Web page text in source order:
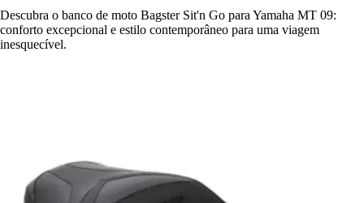
Descubra o banco de moto Bagster Sit'n Go para Yamaha MT 09:
conforto excepcional e estilo contemporâneo para uma viagem
inesquecível.